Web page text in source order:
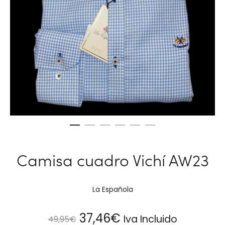
Camisa cuadro Vichí AW23
La Española
49,95€ El
37,46€ElIva Incluido